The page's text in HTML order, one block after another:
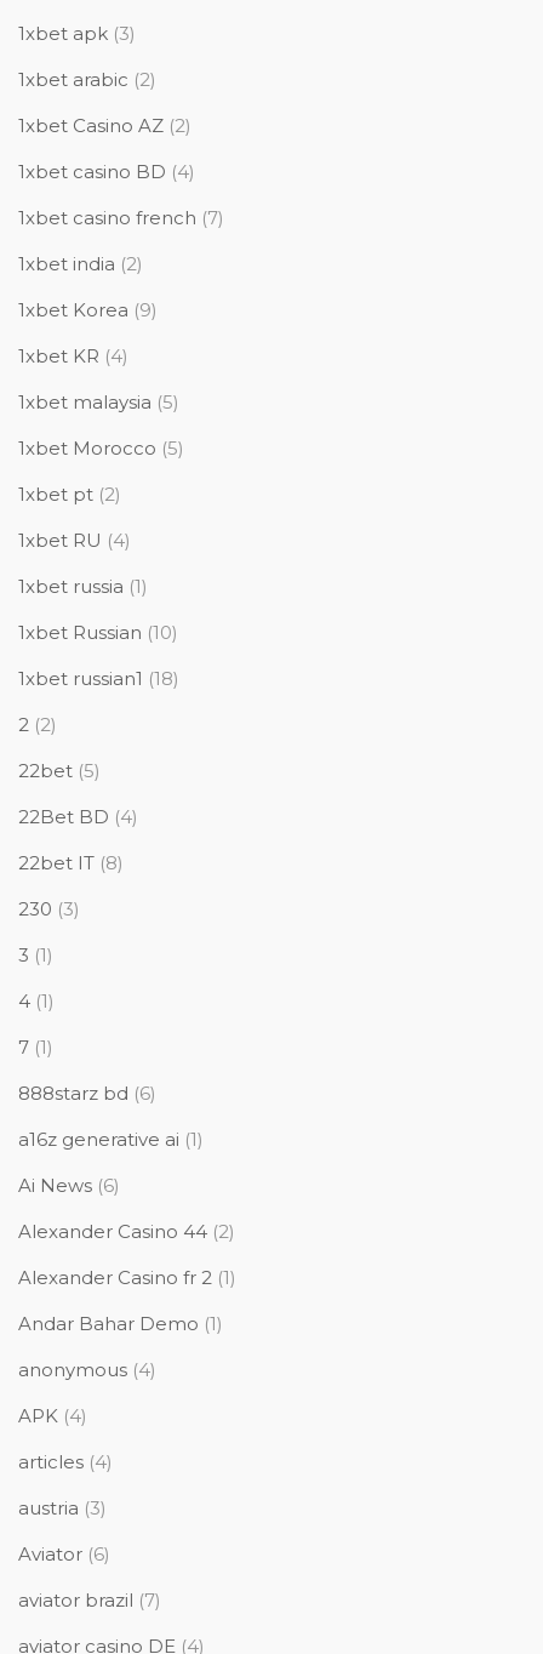
1xbet apk (3)
1xbet arabic (2)
1xbet Casino AZ (2)
1xbet casino BD (4)
1xbet casino french (7)
1xbet india (2)
1xbet Korea (9)
1xbet KR (4)
1xbet malaysia (5)
1xbet Morocco (5)
1xbet pt (2)
1xbet RU (4)
1xbet russia (1)
1xbet Russian (10)
1xbet russian1 (18)
2 (2)
22bet (5)
22Bet BD (4)
22bet IT (8)
230 (3)
3 (1)
4 (1)
7 (1)
888starz bd (6)
a16z generative ai (1)
Ai News (6)
Alexander Casino 44 (2)
Alexander Casino fr 2 (1)
Andar Bahar Demo (1)
anonymous (4)
APK (4)
articles (4)
austria (3)
Aviator (6)
aviator brazil (7)
aviator casino DE (4)